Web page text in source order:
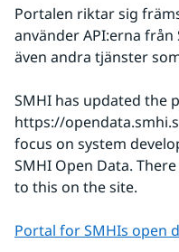
Portalen riktar sig
använder API:erna
även andra tjänster
SMHI has updated the
https://
focus on system
SMHI Open Data.
to this on the site.
Portal for SMHIs open